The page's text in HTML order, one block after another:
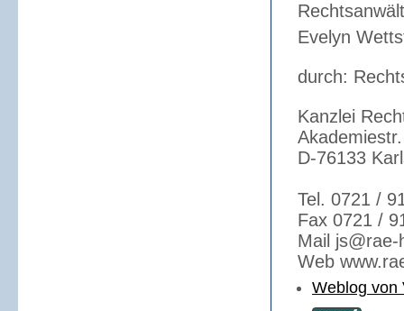
Evelyn
durch:
Kanzlei
D-76133
Tel. 0721 /
Fax 0721 /
Mail
Web
Weblog von